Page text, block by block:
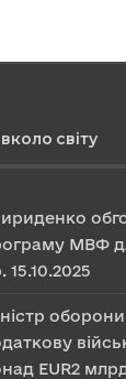
світу
МВФ
15.10.2025
EUR2